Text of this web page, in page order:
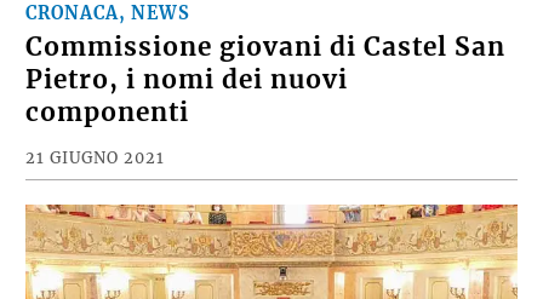
CRONACA, NEWS
Commissione giovani di Castel San
Pietro, i nomi dei nuovi
componenti
21 GIUGNO 2021